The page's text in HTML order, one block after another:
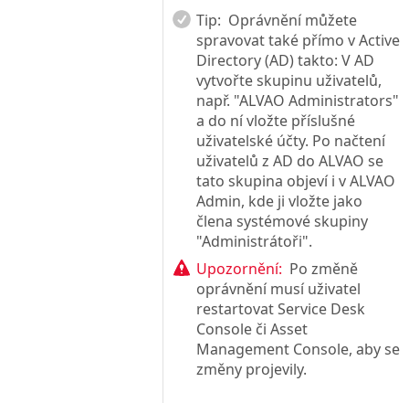
Tip: Oprávnění můžete
spravovat také přímo v Active
Directory (AD) takto: V AD
vytvořte skupinu uživatelů,
např. "ALVAO Administrators"
a do ní vložte příslušné
uživatelské účty. Po načtení
uživatelů z AD do ALVAO se
tato skupina objeví i v ALVAO
Admin, kde ji vložte jako
člena systémové skupiny
"Administrátoři".
Upozornění: Po změně
oprávnění musí uživatel
restartovat Service Desk
Console či Asset
Management Console, aby se
změny projevily.